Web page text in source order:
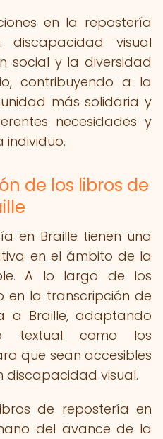
en la repostería
visual
social y la diversidad
contribuyendo a la
más solidaria y
necesidades y
de los libros de
en Braille tienen una
en el ámbito de la
A lo largo de los
en la transcripción de
a Braille, adaptando
textual como los
que sean accesibles
discapacidad visual.
de repostería en
del avance de la